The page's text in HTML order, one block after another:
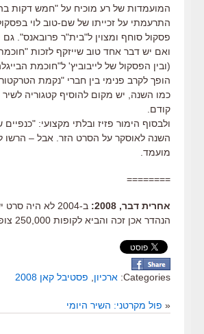
המועמדות של רע מוכיח על "חמש דקות
התרעמתי על זכייתו של שם-טוב לוי
פסקול סוחף ומצוין ל"בית"ר פרובאנס".
ואם יש דבר אחד טוב שייזקף לזכות
(ובין הפסקול של לייבוביץ' ל"חוכמת
הופך לקרב פנימי בין חברי "נקמת
כמו השנה, יש מקום להוסיף קטגוריה
קודם.
ולבסוף הימור פזיז ובלתי מקצועי:
מועמד.
========
אחרית דבר, 2008:
הנהדר אכן זכה והביא לקופות 250,000 צופים.
Categories: ארכיון פסטיבל קאן 2008
« פול מקרטני: השיר היומי